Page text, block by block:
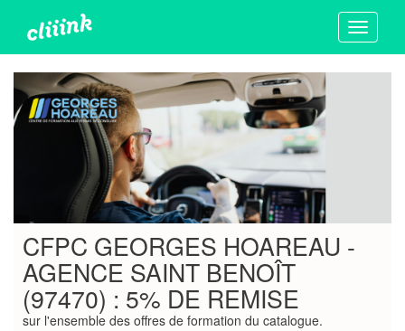
Toggle
CFPC GEORGES HOAREAU -
AGENCE SAINT BENOÎT
(97470) : 5% DE REMISE
sur l'ensemble des offres de formation du catalogue.